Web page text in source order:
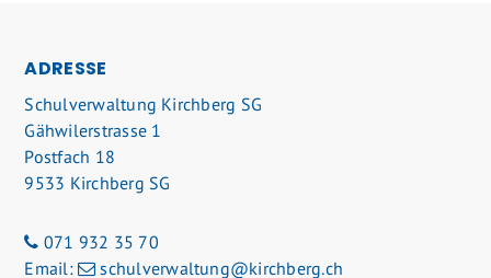
ADRESSE
Schulverwaltung Kirchberg SG
Gähwilerstrasse 1
Postfach 18
9533 Kirchberg SG
071 932 35 70
Email:
schulverwaltung@kirchberg.ch